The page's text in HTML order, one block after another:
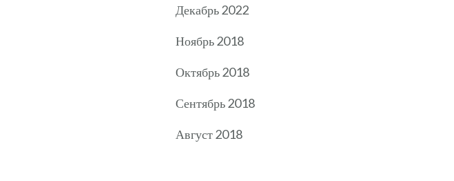
Декабрь 2022
Ноябрь 2018
Октябрь 2018
Сентябрь 2018
Август 2018